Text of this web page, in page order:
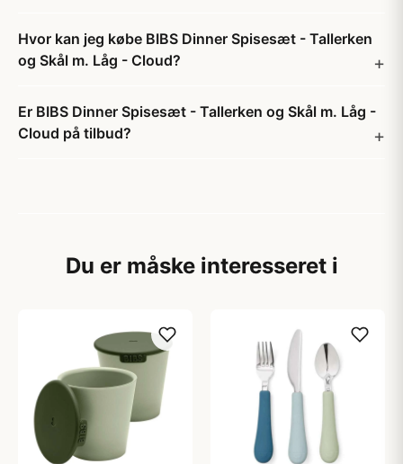
Hvor kan jeg købe BIBS Dinner Spisesæt - Tallerken
og Skål m. Låg - Cloud?
Er BIBS Dinner Spisesæt - Tallerken og Skål m. Låg -
Cloud på tilbud?
Du er måske interesseret i